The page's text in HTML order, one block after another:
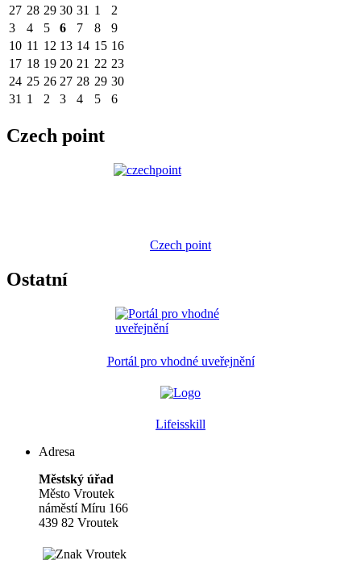
27 28 29 30 31 1
2
3
4 5 6 7 8
9
10 11 12 13 14 15 16
17 18 19 20 21 22 23
24 25 26 27 28 29 30
31 1 2 3 4 5 6
Czech point
Czech point
Ostatní
Portál pro vhodné uveřejnění
Lifeisskill
Adresa
Městský úřad
Město Vroutek
náměstí Míru 166
439 82 Vroutek